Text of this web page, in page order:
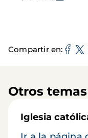
Compartir en
Otros
Iglesia